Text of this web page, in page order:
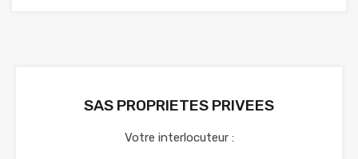
SAS PROPRIETES PRIVEES
Votre interlocuteur :